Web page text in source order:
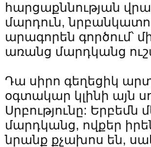
հարցաքննության
մարդուն,
արագորեն գործում՝
առանց մարդկանց
Դա սիրո գեղեցիկ
օգտակար կլինի այն
Սրբությունը: Երբեմն
մարդկանց, ովքեր
նրանք քչախոս են,